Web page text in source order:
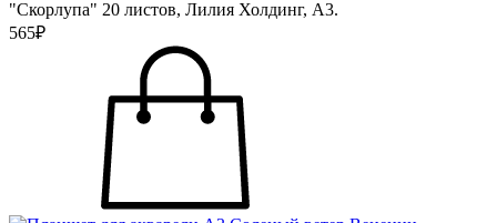
"Скорлупа" 20 листов, Лилия Холдинг, А3.
565₽